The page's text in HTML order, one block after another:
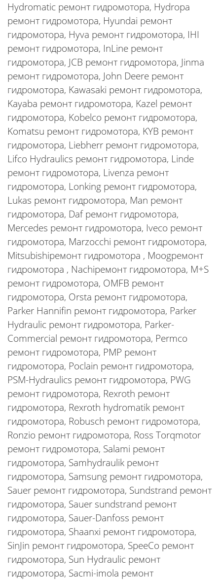
Hydromatic ремонт гидромотора, Hydropa
ремонт гидромотора, Hyundai ремонт
гидромотора, Hyva ремонт гидромотора, IHI
ремонт гидромотора, InLine ремонт
гидромотора, JCB ремонт гидромотора, Jinma
ремонт гидромотора, John Deere ремонт
гидромотора, Kawasaki ремонт гидромотора,
Kayaba ремонт гидромотора, Kazel ремонт
гидромотора, Kobelco ремонт гидромотора,
Komatsu ремонт гидромотора, KYB ремонт
гидромотора, Liebherr ремонт гидромотора,
Lifco Hydraulics ремонт гидромотора, Linde
ремонт гидромотора, Livenza ремонт
гидромотора, Lonking ремонт гидромотора,
Lukas ремонт гидромотора, Man ремонт
гидромотора, Daf ремонт гидромотора,
Mercedes ремонт гидромотора, Iveco ремонт
гидромотора, Marzocchi ремонт гидромотора,
Mitsubishiремонт гидромотора , Moogремонт
гидромотора , Nachiремонт гидромотора, M+S
ремонт гидромотора, OMFB ремонт
гидромотора, Orsta ремонт гидромотора,
Parker Hannifin ремонт гидромотора, Parker
Hydraulic ремонт гидромотора, Parker-
Commercial ремонт гидромотора, Permco
ремонт гидромотора, PMP ремонт
гидромотора, Poclain ремонт гидромотора,
PSM-Hydraulics ремонт гидромотора, PWG
ремонт гидромотора, Rexroth ремонт
гидромотора, Rexroth hydromatik ремонт
гидромотора, Robusch ремонт гидромотора,
Ronzio ремонт гидромотора, Ross Torqmotor
ремонт гидромотора, Salami ремонт
гидромотора, Samhydraulik ремонт
гидромотора, Samsung ремонт гидромотора,
Sauer ремонт гидромотора, Sundstrand ремонт
гидромотора, Sauer sundstrand ремонт
гидромотора, Sauer-Danfoss ремонт
гидромотора, Shaanxi ремонт гидромотора,
SinJin ремонт гидромотора, SpeeCo ремонт
гидромотора, Sun Hydraulic ремонт
гидромотора, Sacmi-imola ремонт